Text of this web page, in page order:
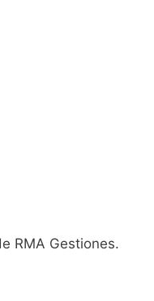
RMA Gestiones.